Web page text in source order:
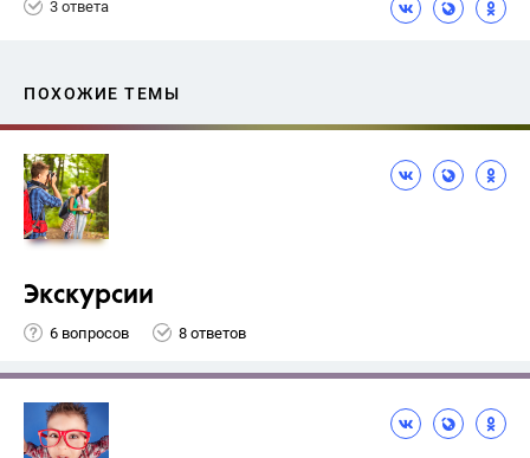
3 ответа
ПОХОЖИЕ ТЕМЫ
Экскурсии
6 вопросов 8 ответов